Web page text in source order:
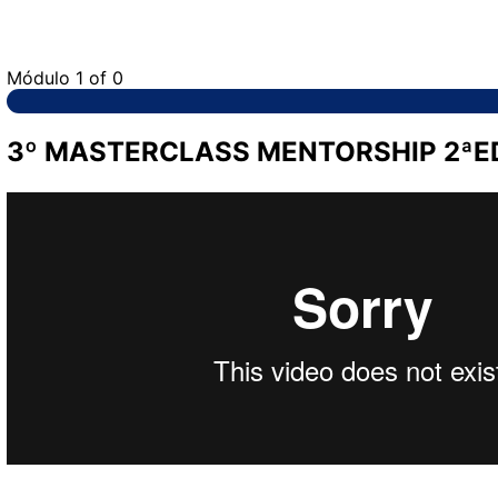
Módulo 1of 0
3º MASTERCLASS MENTORSHIP